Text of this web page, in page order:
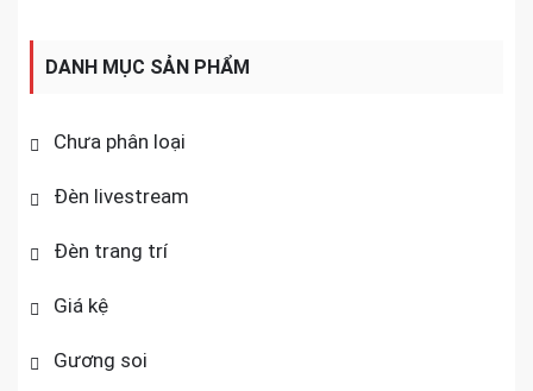
DANH MỤC SẢN PHẨM
Chưa phân loại
Đèn livestream
Đèn trang trí
Giá kệ
Gương soi